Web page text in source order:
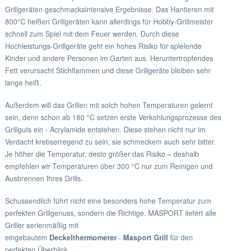
Grillgeräten geschmacksintensive Ergebnisse. Das Hantieren mit
800°C heißen Grillgeräten kann allerdings für Hobby-Grillmeister
schnell zum Spiel mit dem Feuer werden. Durch diese
Hochleistungs-Grillgeräte geht ein hohes Risiko für spielende
Kinder und andere Personen im Garten aus. Heruntertropfendes
Fett verursacht Stichflammen und diese Grillgeräte bleiben sehr
lange heiß.
Außerdem will das Grillen mit solch hohen Temperaturen gelernt
sein, denn schon ab 180 °C setzen erste Verkohlungsprozesse des
Grillguts ein - Acrylamide entstehen. Diese stehen nicht nur im
Verdacht krebserregend zu sein, sie schmeckem auch sehr bitter.
Je höher die Temperatur, desto größer das Risiko – deshalb
empfehlen wir Temperaturen über 300 °C nur zum Reinigen und
Ausbrennen Ihres Grills.
Schussendlich führt nicht eine besonders hohe Temperatur zum
perfekten Grillgenuss, sondern die Richtige. MASPORT liefert alle
Griller serienmäßig mit
eingebautem Deckelthermometer- Masport Grill für den